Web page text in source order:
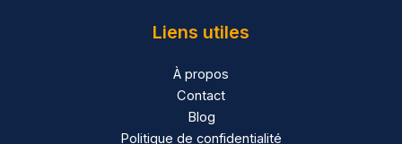
Liens utiles
À propos
Contact
Blog
Politique de confidentialité